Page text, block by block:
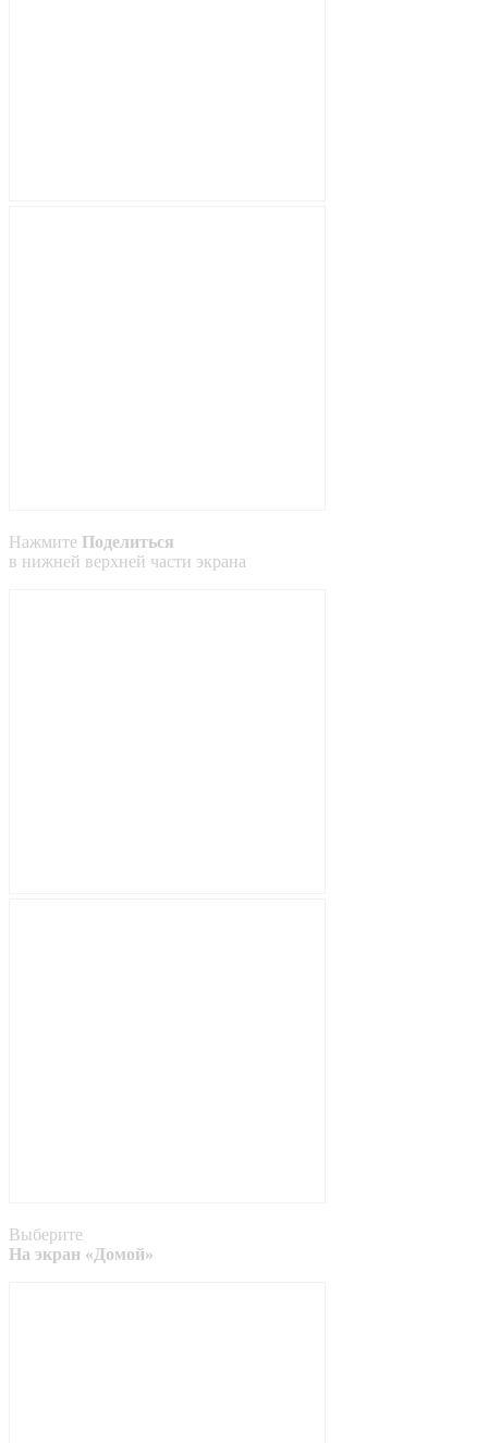
Нажмите Поделиться
в нижней верхней части экрана
Выберите
На экран «Домой»